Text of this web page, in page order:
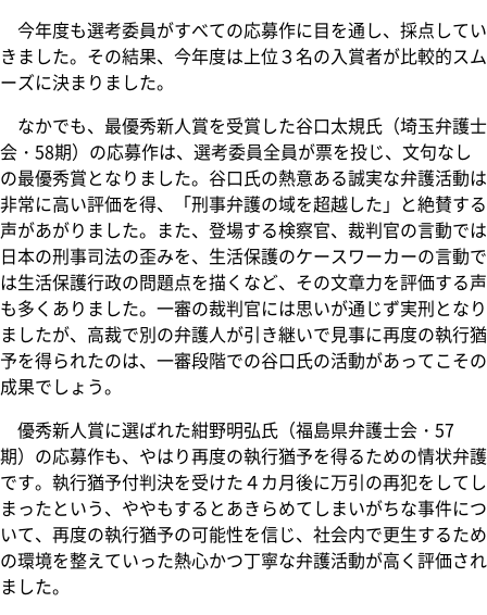
今年度も選考委員がすべての応募作に目を通し、採点してい
きました。その結果、今年度は上位３名の入賞者が比較的スム
ーズに決まりました。
なかでも、最優秀新人賞を受賞した谷口太規氏（埼玉弁護士
会・58期）の応募作は、選考委員全員が票を投じ、文句なし
の最優秀賞となりました。谷口氏の熱意ある誠実な弁護活動は
非常に高い評価を得、「刑事弁護の域を超越した」と絶賛する
声があがりました。また、登場する検察官、裁判官の言動では
日本の刑事司法の歪みを、生活保護のケースワーカーの言動で
は生活保護行政の問題点を描くなど、その文章力を評価する声
も多くありました。一審の裁判官には思いが通じず実刑となり
ましたが、高裁で別の弁護人が引き継いで見事に再度の執行猶
予を得られたのは、一審段階での谷口氏の活動があってこその
成果でしょう。
優秀新人賞に選ばれた紺野明弘氏（福島県弁護士会・57
期）の応募作も、やはり再度の執行猶予を得るための情状弁護
です。執行猶予付判決を受けた４カ月後に万引の再犯をしてし
まったという、ややもするとあきらめてしまいがちな事件につ
いて、再度の執行猶予の可能性を信じ、社会内で更生するため
の環境を整えていった熱心かつ丁寧な弁護活動が高く評価され
ました。